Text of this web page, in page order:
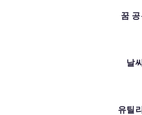
꿈
날
유틸